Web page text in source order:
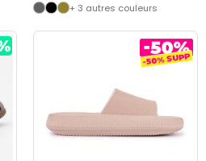
+ 3 autres couleurs